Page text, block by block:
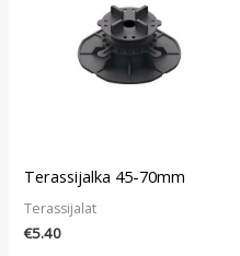
Terassijalka 45-70mm
Terassijalat
€5.40